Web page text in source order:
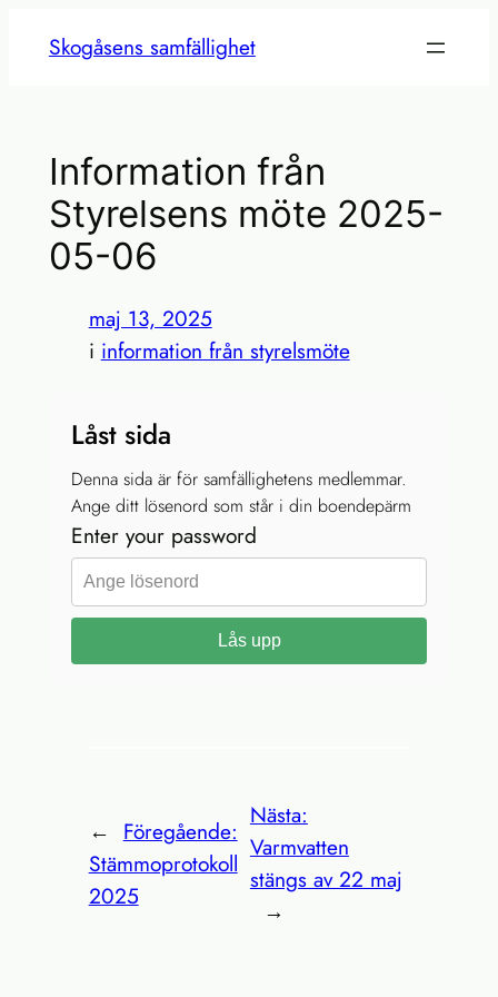
Skogåsens samfällighet
Information från
Styrelsens möte 2025-
05-06
maj 13, 2025
i information från styrelsmöte
Låst sida
Denna sida är för samfällighetens medlemmar.
Ange ditt lösenord som står i din boendepärm
Enter your password
Lås upp
← Föregående:
Stämmoprotokoll
2025
Nästa:
Varmvatten
stängs av 22 maj
→